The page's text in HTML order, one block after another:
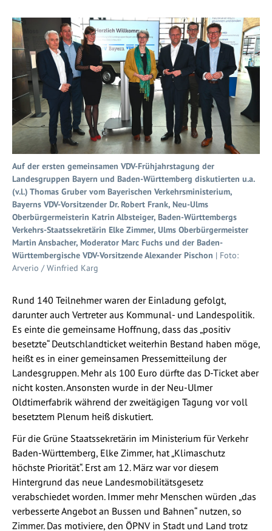
Auf der ersten gemeinsamen VDV-Frühjahrstagung der
Landesgruppen Bayern und Baden-Württemberg diskutierten u.a.
(v.l.) Thomas Gruber vom Bayerischen Verkehrsministerium,
Bayerns VDV-Vorsitzender Dr. Robert Frank, Neu-Ulms
Oberbürgermeisterin Katrin Albsteiger, Baden-Württembergs
Verkehrs-Staatssekretärin Elke Zimmer, Ulms Oberbürgermeister
Martin Ansbacher, Moderator Marc Fuchs und der Baden-
Württembergische VDV-Vorsitzende Alexander Pischon | Foto:
Arverio / Winfried Karg
Rund 140 Teilnehmer waren der Einladung gefolgt,
darunter auch Vertreter aus Kommunal- und Landespolitik.
Es einte die gemeinsame Hoffnung, dass das „positiv
besetzte“ Deutschlandticket weiterhin Bestand haben möge,
heißt es in einer gemeinsamen Pressemitteilung der
Landesgruppen. Mehr als 100 Euro dürfte das D-Ticket aber
nicht kosten. Ansonsten wurde in der Neu-Ulmer
Oldtimerfabrik während der zweitägigen Tagung vor voll
besetztem Plenum heiß diskutiert.
Für die Grüne Staatssekretärin im Ministerium für Verkehr
Baden-Württemberg, Elke Zimmer, hat „Klimaschutz
höchste Priorität“. Erst am 12. März war vor diesem
Hintergrund das neue Landesmobilitätsgesetz
verabschiedet worden. Immer mehr Menschen würden „das
verbesserte Angebot an Bussen und Bahnen“ nutzen, so
Zimmer. Das motiviere, den ÖPNV in Stadt und Land trotz